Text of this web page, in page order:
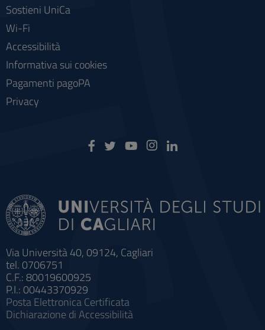
Via Università 40, 09124, Cagliari
tel. 0706751
C.F.: 80019600925
P.I.: 00443370929
Posta Elettronica Certificata
Dichiarazione di Accessibilità
Sostieni UniCa
Wi-Fi
Accessibilità
Informativa sui cookies
Pagamenti pagoPA
Privacy